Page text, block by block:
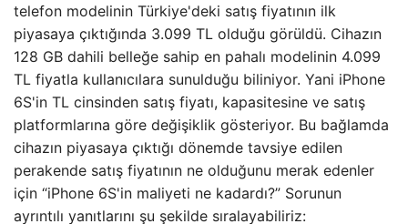
telefon modelinin Türkiye'deki satış fiyatının ilk
piyasaya çıktığında 3.099 TL olduğu görüldü. Cihazın
128 GB dahili belleğe sahip en pahalı modelinin 4.099
TL fiyatla kullanıcılara sunulduğu biliniyor. Yani iPhone
6S'in TL cinsinden satış fiyatı, kapasitesine ve satış
platformlarına göre değişiklik gösteriyor. Bu bağlamda
cihazın piyasaya çıktığı dönemde tavsiye edilen
perakende satış fiyatının ne olduğunu merak edenler
için “iPhone 6S'in maliyeti ne kadardı?” Sorunun
ayrıntılı yanıtlarını şu şekilde sıralayabiliriz: